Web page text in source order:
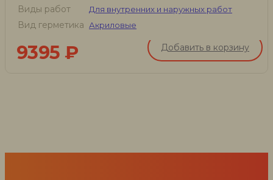
Виды работ Для внутренних и наружных работ
Вид герметика Акриловые
9395 ₽ Добавить в корзину